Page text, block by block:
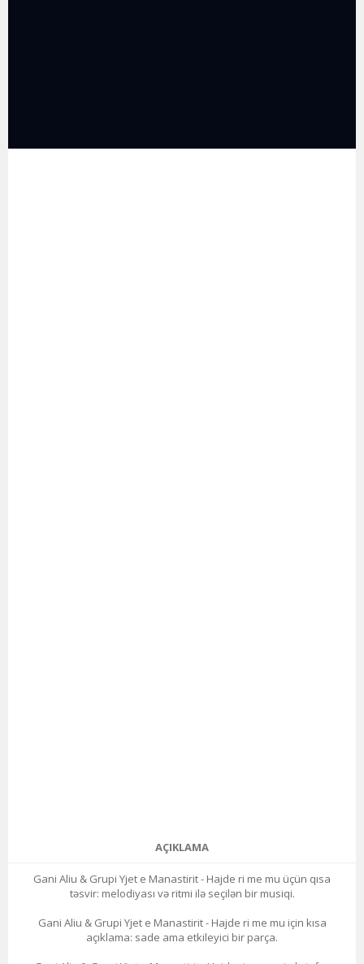
AÇIKLAMA
Gani Aliu & Grupi Yjet e Manastirit - Hajde ri me mu üçün qısa
təsvir: melodiyası və ritmi ilə seçilən bir musiqi.
Gani Aliu & Grupi Yjet e Manastirit - Hajde ri me mu için kısa
açıklama: sade ama etkileyici bir parça.